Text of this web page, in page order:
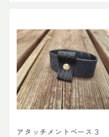
アタッチメントベース３